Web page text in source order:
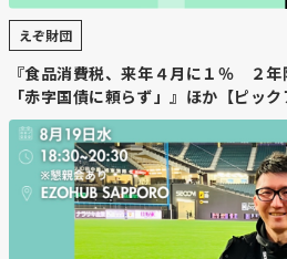
えぞ財団
『食品消費税、来年４月に１％ ２
「赤字国債に頼らず」』ほか【ピッ